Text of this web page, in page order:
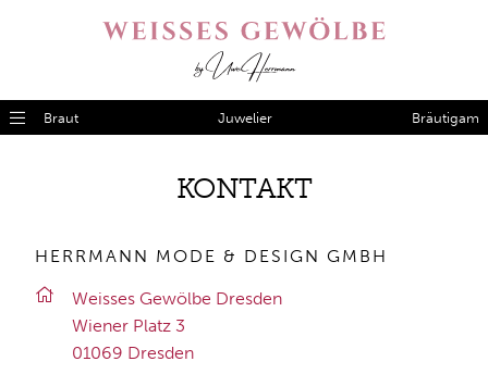
Braut Juwelier Bräutigam
KON­TAKT
HERRMANN MODE & DESIGN GMBH
Weis­ses Ge­wöl­be Dres­den
Wie­ner Platz 3
01069 Dres­den